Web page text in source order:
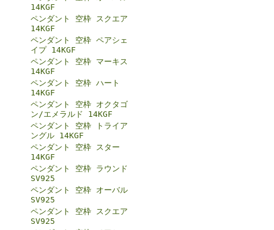
14KGF
ペンダント 空枠 スクエア
14KGF
ペンダント 空枠 ペアシェ
イプ 14KGF
ペンダント 空枠 マーキス
14KGF
ペンダント 空枠 ハート
14KGF
ペンダント 空枠 オクタゴ
ン/エメラルド 14KGF
ペンダント 空枠 トライア
ングル 14KGF
ペンダント 空枠 スター
14KGF
ペンダント 空枠 ラウンド
SV925
ペンダント 空枠 オーバル
SV925
ペンダント 空枠 スクエア
SV925